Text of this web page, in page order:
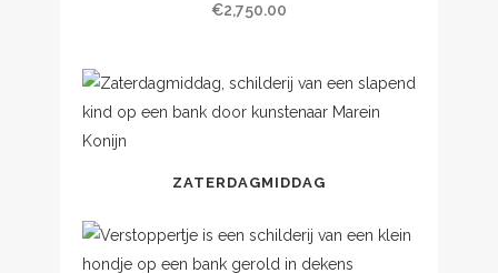
€2,750.00
ZATERDAGMIDDAG